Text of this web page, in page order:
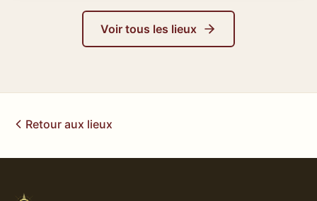
Voir tous les lieux
Retour aux lieux